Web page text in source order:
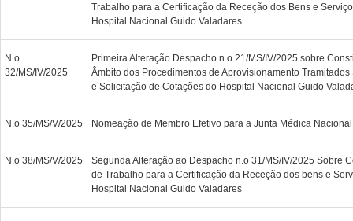
Trabalho para a Certificação da Receção dos Bens e
Hospital Nacional Guido Valadares
N.o
32/MS/IV/2025
Primeira Alteração Despacho n.o 21/MS/IV/2025 sobre
Âmbito dos Procedimentos de Aprovisionamento
e Solicitação de Cotações do Hospital Nacional Guido
N.o 35/MS/V/2025 Nomeação de Membro Efetivo para a Junta Médica Nacional
N.o 38/MS/V/2025
Segunda Alteração ao Despacho n.o 31/MS/IV/2025 Sobre
de Trabalho para a Certificação da Receção dos bens e
Hospital Nacional Guido Valadares